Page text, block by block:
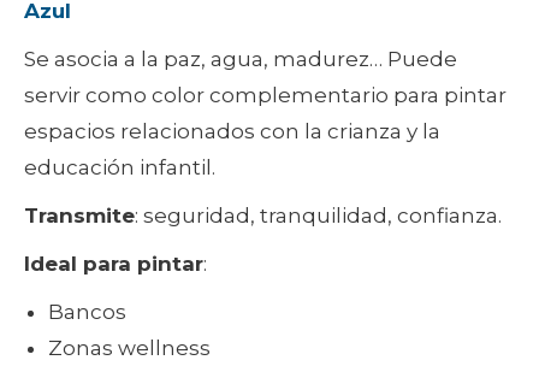
Azul
Se asocia a la paz, agua, madurez… Puede
servir como color complementario para pintar
espacios relacionados con la crianza y la
educación infantil.
Transmite: seguridad, tranquilidad, confianza.
Ideal para pintar:
Bancos
Zonas wellness